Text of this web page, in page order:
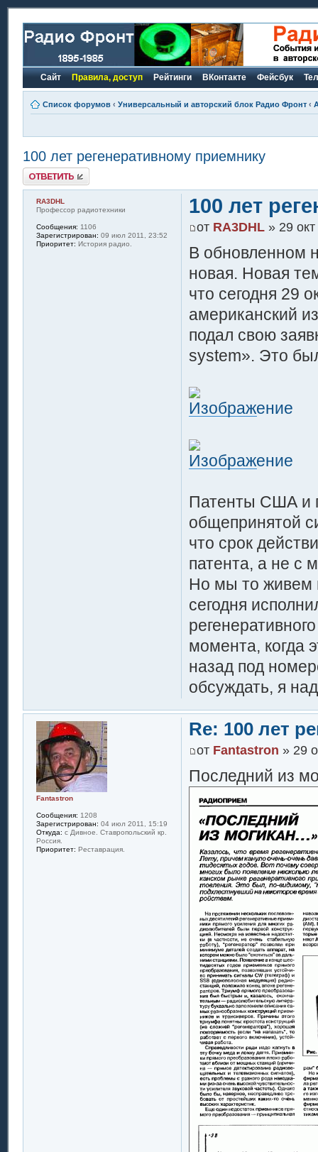
Сайт Правила, доступ Рейтинги ВКонтакте Фейсбук
Список форумов ‹ Универсальный и авторский блок Радио Фронт ‹
100 лет регенеративному приемнику
Ответить
100 лет
от RA3DHL» 29 окт
В обновленном
новая. Новая
что сегодня 29
американский
подал свою
system». Это
Патенты США и
общепринятой
что срок
патента, а не с
Но мы то живем
сегодня
момента, когда
назад под
обсуждать, я
RA3DHL
Профессор радиотехники
Сообщения: 1106
Зарегистрирован: 09 июл 2011, 23:52
Приоритет: История радио.
Re: 100 лет
от Fantastron » 29
Последний из
Fantastron
Сообщения: 1208
Зарегистрирован: 04 июл 2011, 15:19
Откуда: с Дивное. Ставропольский кр.
Россия.
Приоритет: Реставрация.